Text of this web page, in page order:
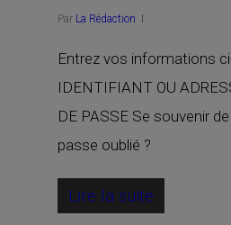
Par La Rédaction
Entrez vos informations
IDENTIFIANT OU
DE PASSE Se souvenir
passe oublié ?
Lire la suite